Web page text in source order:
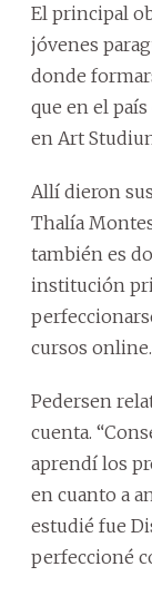
El principal
jóvenes
donde
que en el
en Art
Allí dieron
Thalía
también es
institución
cursos online.
Pedersen
cuenta.
aprendí los
en cuanto a
estudié fue
perfeccioné